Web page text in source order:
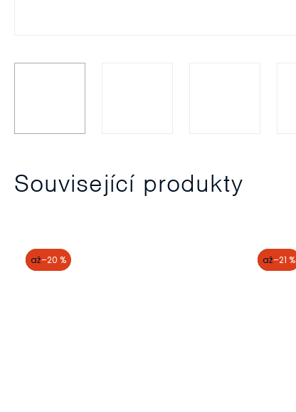
Související produkty
akce
až–20 % akce
až–21 %